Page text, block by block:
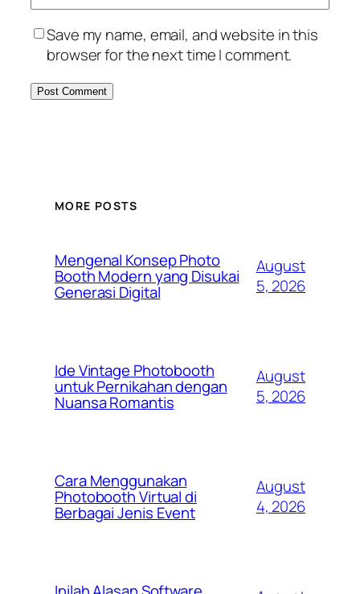
Save my name, email, and website in this
browser for the next time I comment.
MORE POSTS
Mengenal Konsep Photo
Booth Modern yang Disukai
Generasi Digital
August
5, 2026
Ide Vintage Photobooth
untuk Pernikahan dengan
Nuansa Romantis
August
5, 2026
Cara Menggunakan
Photobooth Virtual di
Berbagai Jenis Event
August
4, 2026